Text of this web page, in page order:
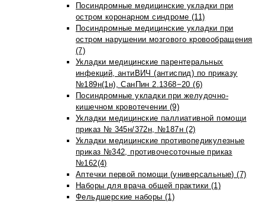
Посиндромные медицинские укладки при
остром коронарном синдроме (11)
Посиндромные медицинские укладки при
остром нарушении мозгового кровообращения
(7)
Укладки медицинские парентеральных
инфекций, антиВИЧ (антиспид) по приказу
№189н(1н), СанПин 2.1368−20 (6)
Посиндромные укладки при желудочно-
кишечном кровотечении (9)
Укладки медицинские паллиативной помощи
приказ № 345н/372н, №187н (2)
Укладки медицинские противопедикулезные
приказ №342, противочесоточные приказ
№162(4)
Аптечки первой помощи (универсальные) (7)
Наборы для врача общей практики (1)
Фельдшерские наборы (1)